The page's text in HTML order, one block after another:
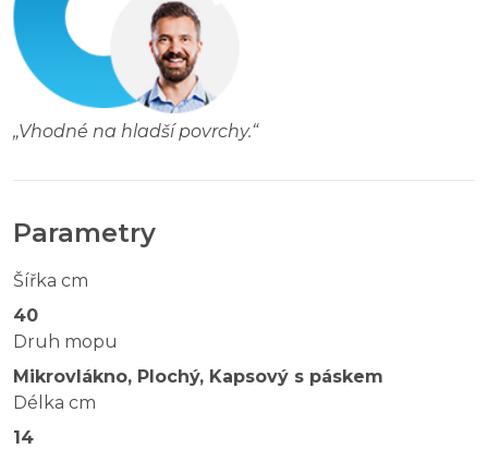
„Vhodné na hladší povrchy.“
Parametry
Šířka cm
40
Druh mopu
Mikrovlákno, Plochý, Kapsový s páskem
Délka cm
14